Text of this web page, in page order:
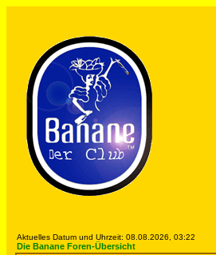
Aktuelles Datum und Uhrzeit: 08.08.2026, 03:22
Die Banane Foren-Übersicht